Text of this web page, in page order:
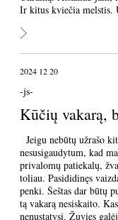
Ir kitus kviečia melstis.
2024 12 20
-js-
Kūčių vakarą,
Jeigu nebūtų užrašo
nesusigaudytum, kad
privalomų patiekalų,
toliau. Pasididinęs
penki. Šeštas dar būtų
tą vakarą nesiskaito.
nenustatysi. Žuvies